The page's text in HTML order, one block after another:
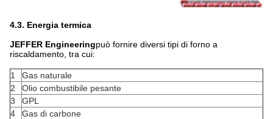
4.3. Energia termica
JEFFER Engineeringpuò fornire diversi tipi di forno a
riscaldamento, tra cui:
1
Gas naturale
2
Olio combustibile pesante
3
GPL
4
Gas di carbone